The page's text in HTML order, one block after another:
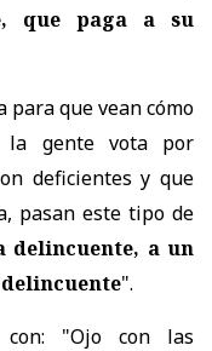
que paga a su
para que vean cómo
la gente vota por
deficientes y que
pasan este tipo de
delincuente, a un
".
con: "Ojo con las